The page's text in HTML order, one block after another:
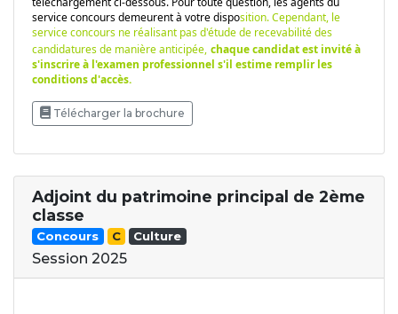
service concours demeurent à votre disposition. Cependant, le
service concours ne réalisant pas d'étude de recevabilité des
candidatures de manière anticipée, chaque candidat est invité à
s'inscrire à l'examen professionnel s'il estime remplir les
conditions d'accès.
Télécharger la brochure
Adjoint du patrimoine principal de 2ème
classe
Concours C Culture
Session 2025